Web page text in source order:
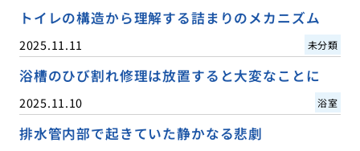
トイレの構造から理解する詰まりのメカニズム
2025.11.11 未分類
浴槽のひび割れ修理は放置すると大変なことに
2025.11.10 浴室
排水管内部で起きていた静かなる悲劇